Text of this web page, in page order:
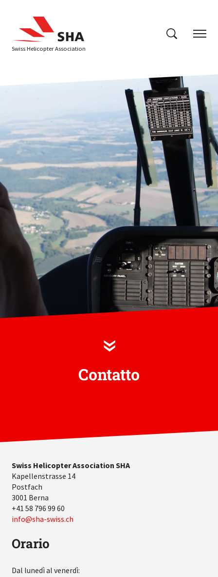
Swiss Helicopter Association
»
Contatto
Swiss Helicopter Association SHA
Kapellenstrasse 14
Postfach
3001 Berna
+41 58 796 99 60
info
sha-swiss.ch
Orario
Dal lunedì al venerdì: